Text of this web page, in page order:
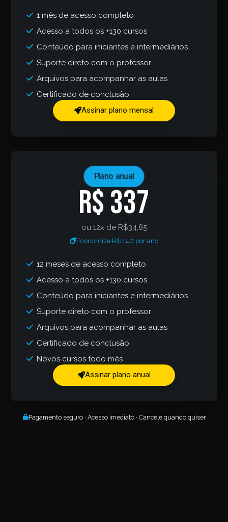
1 mês de acesso completo
Acesso a todos os +130 cursos
Conteúdo para iniciantes e intermediários
Suporte direto com o professor
Arquivos para acompanhar as aulas
Certificado de conclusão
Assinar plano mensal
Plano anual
R$ 337
ou 12x de R$34,85
Economize R$ 140 por ano
12 meses de acesso completo
Acesso a todos os +130 cursos
Conteúdo para iniciantes e intermediários
Suporte direto com o professor
Arquivos para acompanhar as aulas
Certificado de conclusão
Novos cursos todo mês
Assinar plano anual
Pagamento seguro · Acesso imediato · Cancele quando quiser